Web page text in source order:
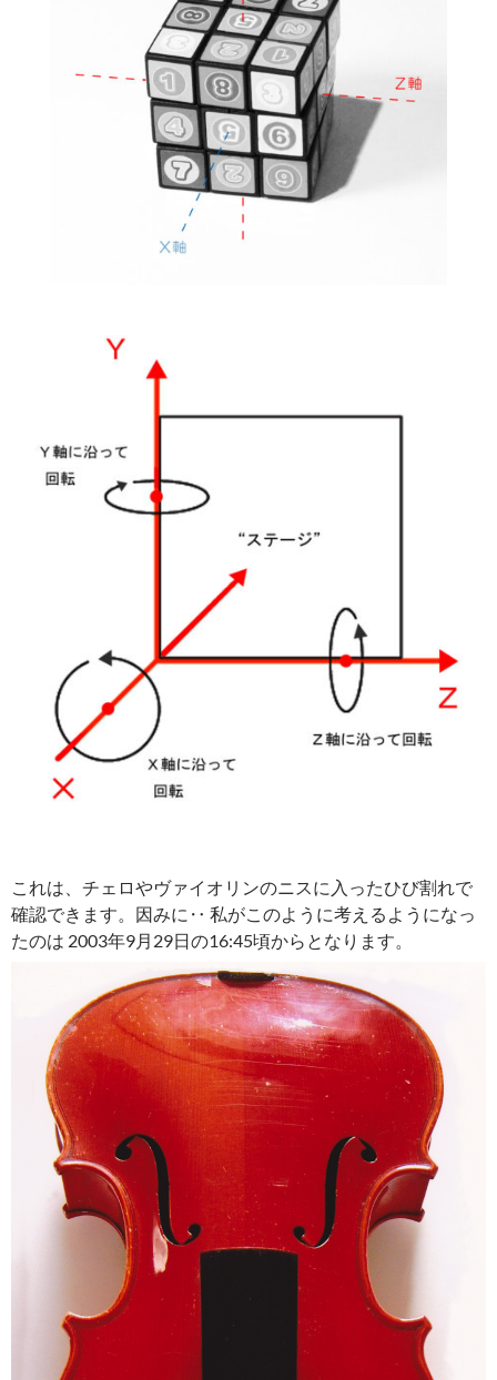
これは、チェロやヴァイオリンのニスに入ったひび割れで
確認できます。因みに‥ 私がこのように考えるようになっ
たのは 2003年9月29日の16:45頃からとなります。